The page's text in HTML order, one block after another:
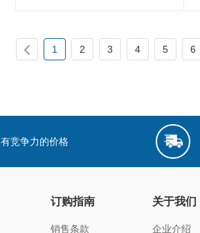
1 2 3 4 5 6
有竞争力的价格
订购指南
销售条款
关于我们
企业介绍